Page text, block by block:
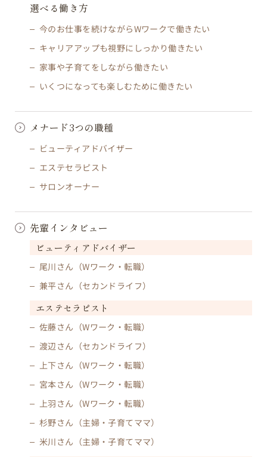
選べる働き方
今のお仕事を続けながらWワークで働きたい
キャリアアップも視野にしっかり働きたい
家事や子育てをしながら働きたい
いくつになっても楽しむために働きたい
メナード3つの職種
ビューティアドバイザー
エステセラピスト
サロンオーナー
先輩インタビュー
ビューティアドバイザー
尾川さん（Wワーク・転職）
兼平さん（セカンドライフ）
エステセラピスト
佐藤さん（Wワーク・転職）
渡辺さん（セカンドライフ）
上下さん（Wワーク・転職）
宮本さん（Wワーク・転職）
上羽さん（Wワーク・転職）
杉野さん（主婦・子育てママ）
米川さん（主婦・子育てママ）